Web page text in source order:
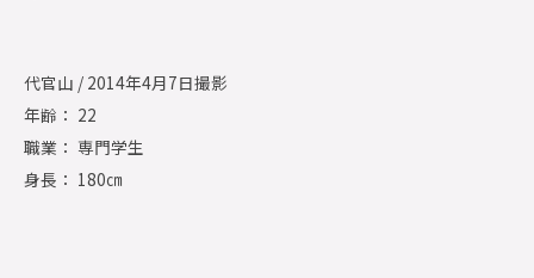
代官山 / 2014年4月7日撮影
年齢： 22
職業： 専門学生
身長： 180㎝